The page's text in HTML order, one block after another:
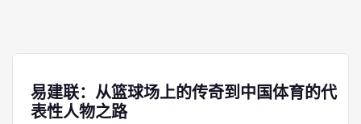
易建联：从篮球场上的传奇到中国体育的代
表性人物之路